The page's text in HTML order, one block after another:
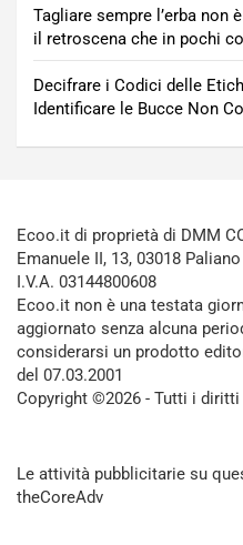
Tagliare sempre l’erba non
il retroscena che in pochi
Decifrare i Codici delle
Identificare le Bucce Non
Ecoo.it di proprietà di DMM
Emanuele II, 13, 03018
I.V.A. 03144800608
Ecoo.it non è una testata
aggiornato senza alcuna
considerarsi un prodotto
del 07.03.2001
Copyright ©2026 - Tutti i
Le attività pubblicitarie su
theCoreAdv